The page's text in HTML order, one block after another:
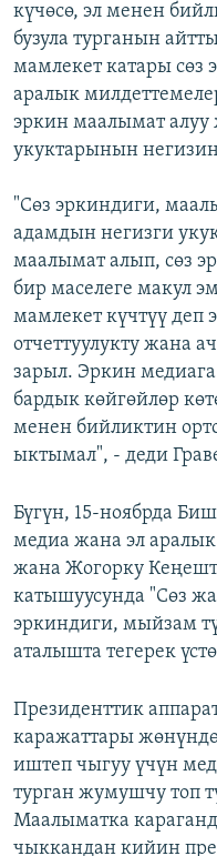
күчөсө, эл менен
бузула турганын
мамлекет катары сөз
аралык
эркин маалымат алуу
укуктарынын
"Сөз эркиндиги,
адамдын негизги
маалымат алып, сөз
бир маселеге макул
мамлекет күчтүү деп
отчеттуулукту жана
зарыл. Эркин медиага
бардык көйгөйлөр
менен бийликтин
ыктымал", - деди
Бүгүн, 15-ноябрда
медиа жана эл аралык
жана Жогорку
катышуусунда "Сөз
эркиндиги, мыйзам
аталышта тегерек
Президенттик
каражаттары
иштеп чыгуу үчүн
турган жумушчу топ
Маалыматка
чыккандан кийин